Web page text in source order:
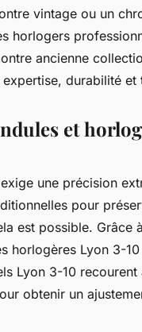
vintage ou un
horlogers
ancienne
durabilité
et
une précision
pour
est possible. Grâce
horlogères Lyon 3-
Lyon 3-10
obtenir un